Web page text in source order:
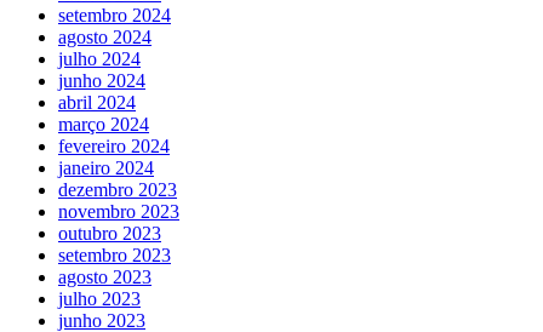
setembro 2024
agosto 2024
julho 2024
junho 2024
abril 2024
março 2024
fevereiro 2024
janeiro 2024
dezembro 2023
novembro 2023
outubro 2023
setembro 2023
agosto 2023
julho 2023
junho 2023